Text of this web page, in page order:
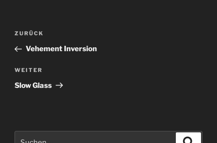
Beitragsnavigation
Vorheriger
Beitrag
ZURÜCK
Vehement Inversion
Nächster
Beitrag
WEITER
Slow Glass